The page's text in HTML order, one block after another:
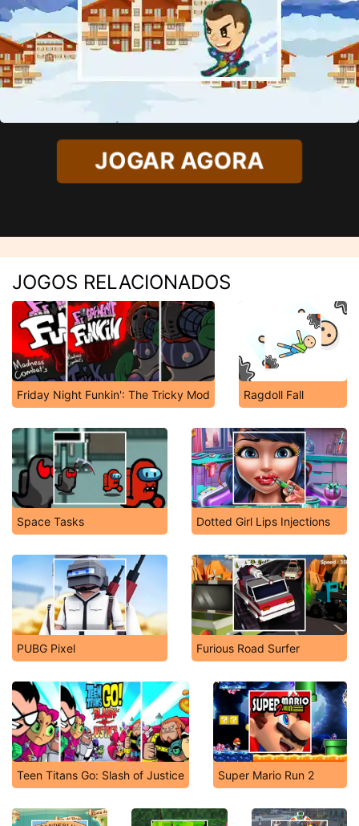
JOGAR AGORA
JOGOS RELACIONADOS
Friday Night Funkin': The Tricky Mod Ragdoll Fall
Space Tasks Dotted Girl Lips Injections
PUBG Pixel Furious Road Surfer
Teen Titans Go: Slash of Justice Super Mario Run 2